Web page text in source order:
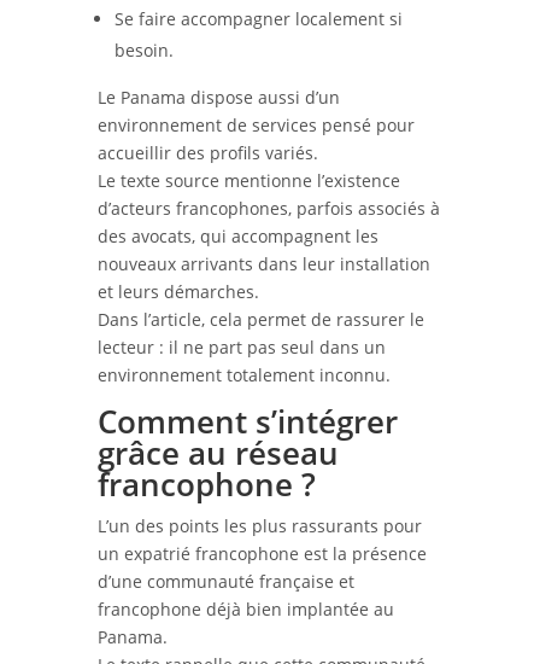
Se faire accompagner localement si
besoin.
Le Panama dispose aussi d’un
environnement de services pensé pour
accueillir des profils variés.
Le texte source mentionne l’existence
d’acteurs francophones, parfois associés à
des avocats, qui accompagnent les
nouveaux arrivants dans leur installation
et leurs démarches.
Dans l’article, cela permet de rassurer le
lecteur : il ne part pas seul dans un
environnement totalement inconnu.
Comment s’intégrer
grâce au réseau
francophone ?
L’un des points les plus rassurants pour
un expatrié francophone est la présence
d’une communauté française et
francophone déjà bien implantée au
Panama.